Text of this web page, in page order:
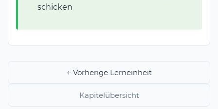
schicken
← Vorherige Lerneinheit
Kapitelübersicht